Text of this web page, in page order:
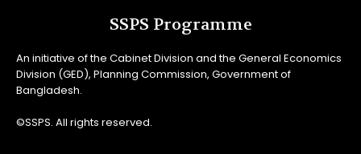
SSPS Programme
An initiative of the Cabinet Division and the General Economics
Division (GED), Planning Commission, Government of
Bangladesh.
©SSPS. All rights reserved.